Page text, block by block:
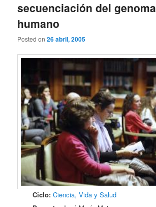
secuenciación del genoma
humano
Posted on26 abril, 2005
Ciclo: Ciencia, Vida y Salud